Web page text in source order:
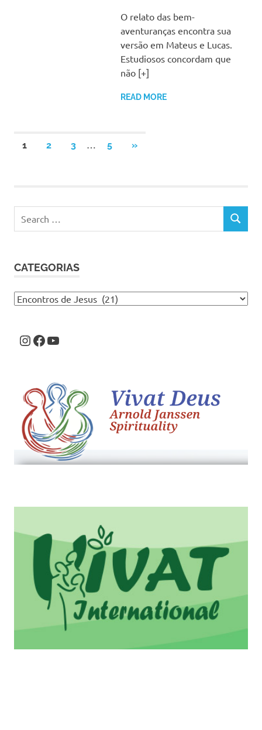
O relato das bem-
aventuranças encontra sua
versão em Mateus e Lucas.
Estudiosos concordam que
não [+]
READ MORE
Paginação
1 2 3 5
NEXT
»
for:
SEARCH
CATEGORIAS
Categorias
Instagram
Facebook
Youtube